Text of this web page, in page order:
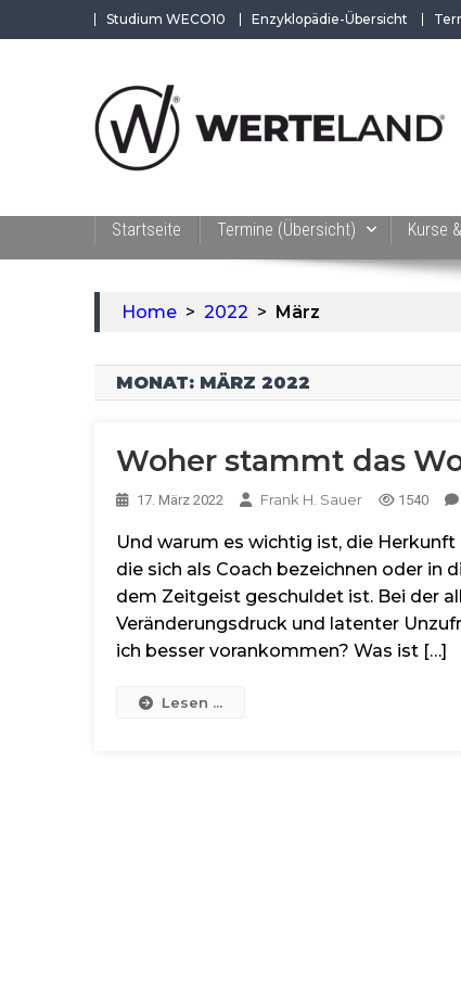
to
Studium WECO10 Enzyklopädie-Übersicht
Startseite Termine (Übersicht) Kurse
Home > 2022 > März
MONAT: MÄRZ 2022
Woher stammt das
17. März 2022 Frank H. Sauer 1540
Und warum es wichtig ist, die
die sich als Coach bezeichnen oder in
dem Zeitgeist geschuldet ist. Bei der
Veränderungsdruck und latenter
ich besser vorankommen? Was ist […]
Lesen ...